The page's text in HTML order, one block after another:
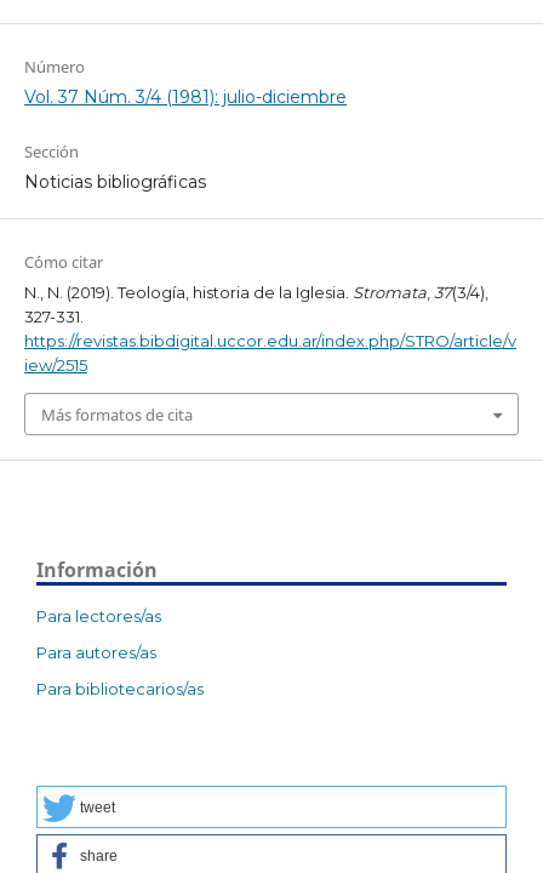
Número
Vol. 37 Núm. 3/4 (1981): julio-diciembre
Sección
Noticias bibliográficas
Cómo citar
N., N. (2019). Teología, historia de la Iglesia. Stromata,37(3/4),
327-331.
https://revistas.bibdigital.uccor.edu.ar/index.php/STRO/article/v
iew/2515
Más formatos de cita
Información
Para lectores/as
Para autores/as
Para bibliotecarios/as
tweet
share